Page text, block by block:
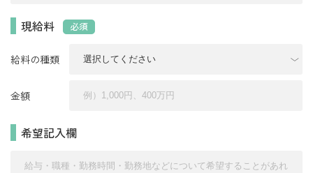
現給料 必須
給料の種類
金額
希望記入欄